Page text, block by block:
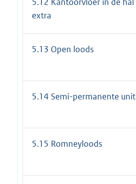
extra
5.13 Open loods
5.14 Semi-permanente unit
5.15 Romneyloods